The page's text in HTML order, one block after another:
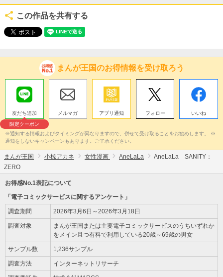
この作品を共有する
まんが王国のお得情報を受け取ろう
友だち追加
限定クーポン
メルマガ アプリ通知 フォロー いいね
※通知する情報およびタイミングが異なりますので、併せて受け取ることをお勧めします。 ※
通知をしないキャンペーンもあります。ご了承ください。
まんが王国 小椋アカネ 女性漫画 AneLaLa
AneLaLa SANITY：
ZERO
お得感No.1表記について
「電子コミックサービスに関するアンケート」
調査期間 2026年3月6日～2026年3月18日
調査対象
まんが王国または主要電子コミックサービスのうちいずれか
をメイン且つ有料で利用している20歳～69歳の男女
サンプル数 1,236サンプル
調査方法 インターネットリサーチ